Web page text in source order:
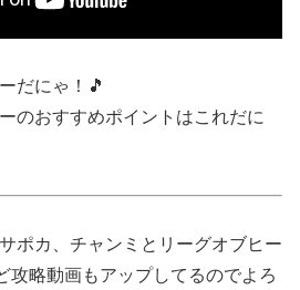
だにゃ！🎵
のおすすめポイントはこれだに
ポカ、チャンミとリーグオブヒー
攻略動画もアップしてるのでよろ